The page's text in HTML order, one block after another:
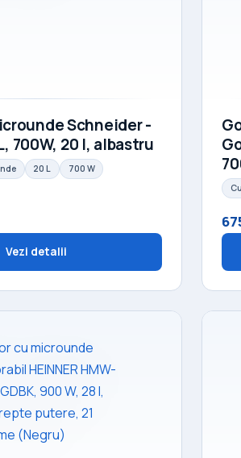
Schneider -
700W, 20 l, albastru
20 L 700 W
Vezi detalii